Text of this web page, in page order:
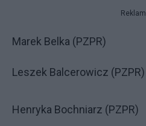
Marek Belka
Leszek Balcerowicz (PZPR)
Henryka Bochniarz (PZPR)